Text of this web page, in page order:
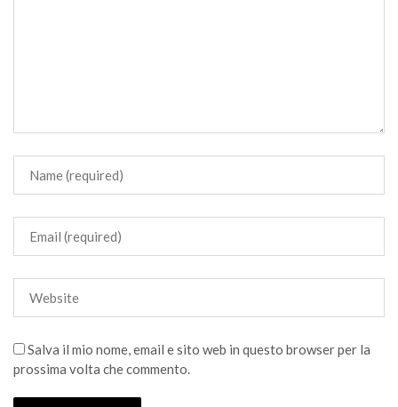
Salva il mio nome, email e sito web in questo browser per la
prossima volta che commento.